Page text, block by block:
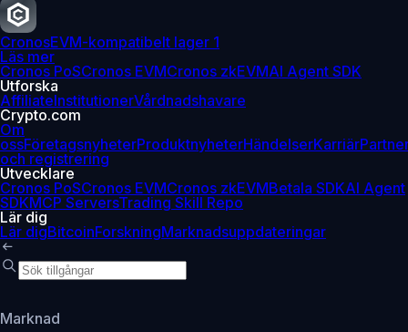
CronosEVM-kompatibelt lager 1
Läs mer
Cronos PoSCronos EVMCronos zkEVMAI Agent SDK
Utforska
AffiliateInstitutionerVårdnadshavare
Crypto.com
Om
ossFöretagsnyheterProduktnyheterHändelserKarriär
och registrering
Utvecklare
Cronos PoSCronos EVMCronos zkEVMBetala SDKAI Agent
SDKMCP ServersTrading Skill Repo
Lär dig
Lär digBitcoinForskningMarknadsuppdateringar
Marknad